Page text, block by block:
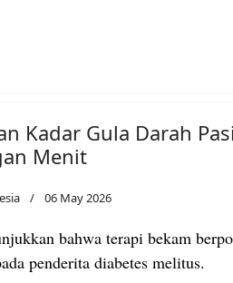
Kadar Gula Darah
Menit
06 May 2026
bahwa terapi bekam
penderita diabetes melitus.